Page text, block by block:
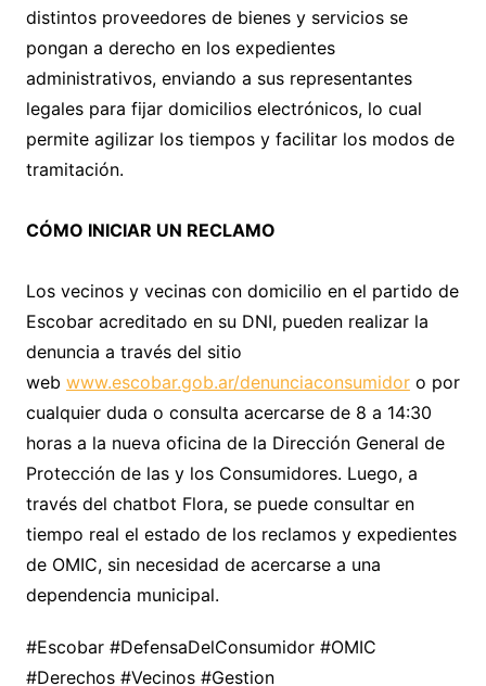
distintos proveedores de bienes y servicios se
pongan a derecho en los expedientes
administrativos, enviando a sus representantes
legales para fijar domicilios electrónicos, lo cual
permite agilizar los tiempos y facilitar los modos de
tramitación.
CÓMO INICIAR UN RECLAMO
Los vecinos y vecinas con domicilio en el partido de
Escobar acreditado en su DNI, pueden realizar la
denuncia a través del sitio
web www.escobar.gob.ar/denunciaconsumidoro por
cualquier duda o consulta acercarse de 8 a 14:30
horas a la nueva oficina de la Dirección General de
Protección de las y los Consumidores. Luego, a
través del chatbot Flora, se puede consultar en
tiempo real el estado de los reclamos y expedientes
de OMIC, sin necesidad de acercarse a una
dependencia municipal.
#Escobar #DefensaDelConsumidor #OMIC
#Derechos #Vecinos #Gestion